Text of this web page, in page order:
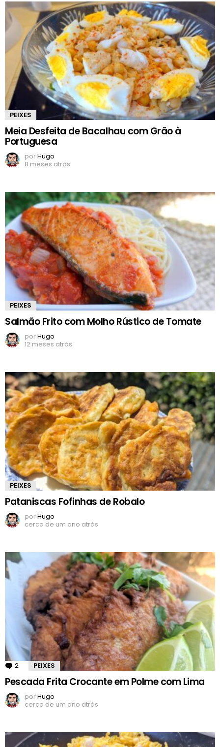
PEIXES
Meia Desfeita de Bacalhau com Grão à
Portuguesa
porHugo
8 meses atrás
PEIXES
Salmão Frito com Molho Rústico de Tomate
porHugo
12 meses atrás
PEIXES
Pataniscas Fofinhas de Robalo
porHugo
cerca de um ano atrás
2 Comentários
PEIXES
Pescada Frita Crocante em Polme com Lima
porHugo
cerca de um ano atrás